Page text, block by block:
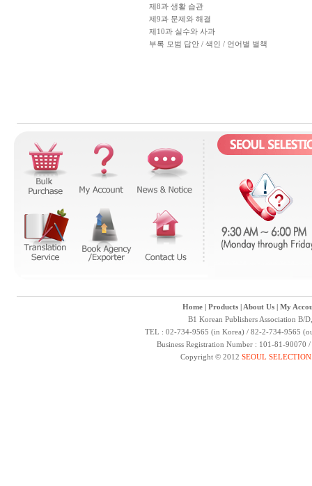
제8과 생활 습관
제9과 문제와 해결
제10과 실수와 사과
부록 모범 답안 / 색인 / 언어별 별책
Home| Products| About Us| My
B1 Korean Publishers Association B/
TEL : 02-734-9565 (in Korea) / 82-2-734-9565
Business Registration Number : 101-81-
Copyright © 2012 SEOUL SELECTION